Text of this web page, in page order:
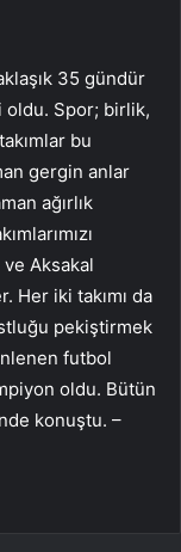
35 gündür
oldu. Spor; birlik,
bu
gergin anlar
ağırlık
Aksakal
Her iki takımı da
pekiştirmek
futbol
oldu. Bütün
konuştu. –